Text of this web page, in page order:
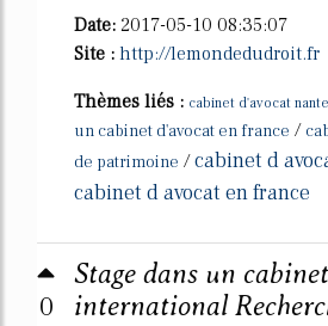
Date: 2017-05-10 08:35:07
Site : http://lemondedudroit.fr
Thèmes liés : cabinet d'avocat
un cabinet d'avocat en france /
de patrimoine /cabinet d
cabinet d avocat en france
0
Stage dans un
international